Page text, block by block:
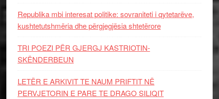
Republika mbi interesat politike: sovraniteti i qytetarëve,
kushtetutshmëria dhe përgjegjësia shtetërore
TRI POEZI PËR GJERGJ KASTRIOTIN-
SKËNDERBEUN
LETËR E ARKIVIT TE NAUM PRIFTIT NË
PERVJETORIN E PARE TE DRAGO SILIQIT